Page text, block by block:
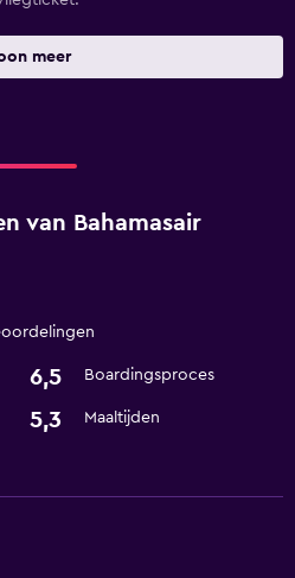
meer
van Bahamasair
6,5 Boardingsproces
5,3 Maaltijden